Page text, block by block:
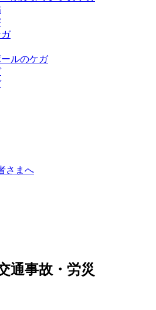
ルのケガ
さまへ
通事故・労災